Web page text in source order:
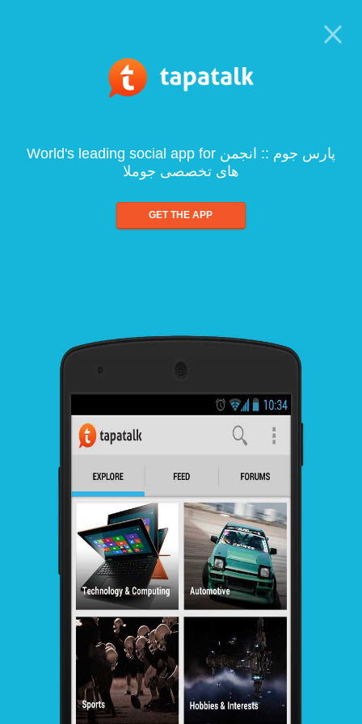
World's leading social app for پارس جوم :: انجمن
های تخصصی جوملا
GET THE APP